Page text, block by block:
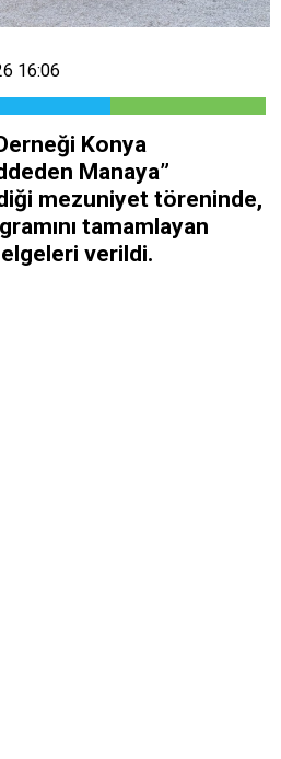
16:06
Konya
Manaya”
mezuniyet töreninde,
tamamlayan
verildi.